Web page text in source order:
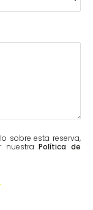
sobre esta reserva,
nuestraPolítica de